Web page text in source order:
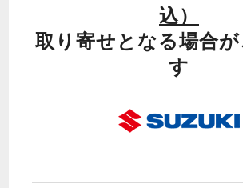
込）
取り寄せとなる場合が
す